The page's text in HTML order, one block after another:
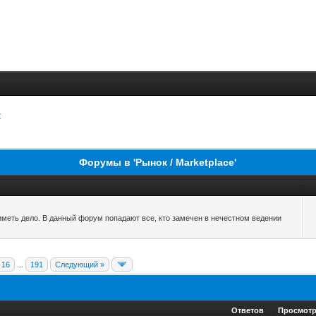
Форумы в 'Рынок / Marketplace'
дело. В данный форум попадают все, кто замечен в нечестном ведении
16 191 Следующий »
Ответов